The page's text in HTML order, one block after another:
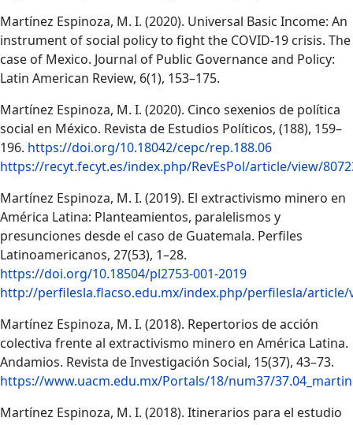
Martínez Espinoza, M. I. (2020). Universal Basic Income: An
instrument of social policy to fight the COVID-19 crisis. The
case of Mexico. Journal of Public Governance and Policy:
Latin American Review, 6(1), 153–175.
Martínez Espinoza, M. I. (2020). Cinco sexenios de política
social en México. Revista de Estudios Políticos, (188), 159–
196. https://doi.org/10.18042/cepc/rep.188.06
https://recyt.fecyt.es/index.php/RevEsPol/article/view/
Martínez Espinoza, M. I. (2019). El extractivismo minero en
América Latina: Planteamientos, paralelismos y
presunciones desde el caso de Guatemala. Perfiles
Latinoamericanos, 27(53), 1–28.
https://doi.org/10.18504/pl2753-001-2019
http://perfilesla.flacso.edu.mx/index.php/perfilesla/article/
Martínez Espinoza, M. I. (2018). Repertorios de acción
colectiva frente al extractivismo minero en América Latina.
Andamios. Revista de Investigación Social, 15(37), 43–73.
https://www.uacm.edu.mx/Portals/18/num37/
Martínez Espinoza, M. I. (2018). Itinerarios para el estudio